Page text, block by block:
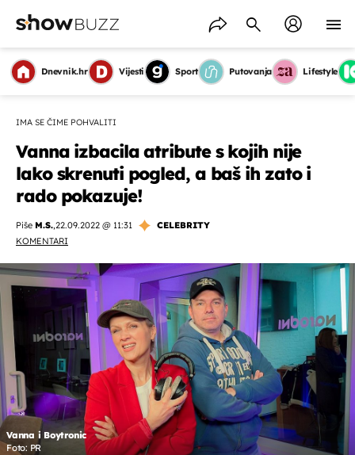
Dnevnik.hr Vijesti Sport Putovanja Lifestyle
IMA SE ČIME POHVALITI
Vanna izbacila atribute s kojih nije
lako skrenuti pogled, a baš ih zato i
rado pokazuje!
Piše M.S.,22.09.2022 @ 11:31
CELEBRITY
KOMENTARI
Vanna i Boytronic
Foto: PR
OMOGUĆI OBAVIJESTI